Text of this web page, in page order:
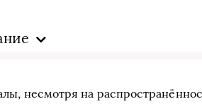
несмотря на